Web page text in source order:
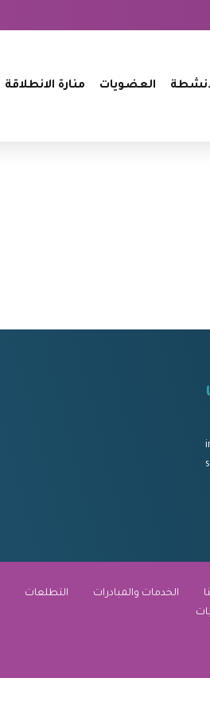
العضويات منارة الانطلاقة
الخدمات والمبادرات التطلعات